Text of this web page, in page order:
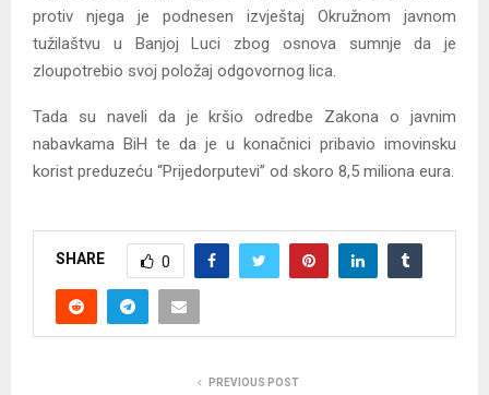
protiv njega je podnesen izvještaj Okružnom javnom
tužilaštvu u Banjoj Luci zbog osnova sumnje da je
zloupotrebio svoj položaj odgovornog lica.
Tada su naveli da je kršio odredbe Zakona o javnim
nabavkama BiH te da je u konačnici pribavio imovinsku
korist preduzeću “Prijedorputevi” od skoro 8,5 miliona eura.
SHARE 0
PREVIOUS POST